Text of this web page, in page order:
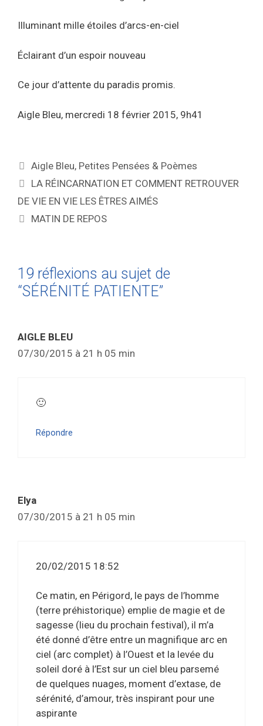
Illuminant mille étoiles d’arcs-en-ciel
Éclairant d’un espoir nouveau
Ce jour d’attente du paradis promis.
Aigle Bleu, mercredi 18 février 2015, 9h41
Aigle Bleu, Petites Pensées & Poèmes
LA RÉINCARNATION ET COMMENT RETROUVER
DE VIE EN VIE LES ÊTRES AIMÉS
MATIN DE REPOS
19 réflexions au sujet de
“SÉRÉNITÉ PATIENTE”
AIGLE BLEU
07/30/2015 à 21 h 05 min
🙂
Répondre
Elya
07/30/2015 à 21 h 05 min
20/02/2015 18:52
Ce matin, en Périgord, le pays de l’homme
(terre préhistorique) emplie de magie et de
sagesse (lieu du prochain festival), il m’a
été donné d’être entre un magnifique arc en
ciel (arc complet) à l’Ouest et la levée du
soleil doré à l’Est sur un ciel bleu parsemé
de quelques nuages, moment d’extase, de
sérénité, d’amour, très inspirant pour une
aspirante